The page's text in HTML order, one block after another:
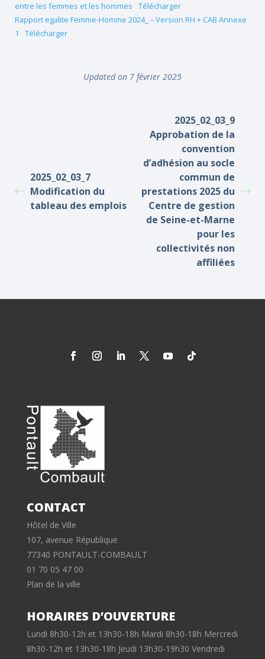
entre les femmes et les hommes
Télécharger
Rapport egalite Femme-Homme 2024_ – Version RH + CAB Annexe
1
Télécharger
Updated on 7 février 2025
2025_02_03_7
Modification du
tableau des emplois
2025_02_03_9
Approbation de la
convention
d’adhésion au socle
commun de
prestations 2025 du
Centre de gestion
de Seine-et-Marne
pour les
collectivités non
affiliées
CONTACT
Hôtel de Ville
107, avenue République
77340 PONTAULT-COMBAULT
01 70 05 47 00
Plan de la ville
HORAIRES D’OUVERTURE
Lundi 8h30-12h et 13h30-18h Mardi 8h30-18h Mercredi
8h30-12h et 13h30-18h Jeudi 13h30-19h30 Vendredi